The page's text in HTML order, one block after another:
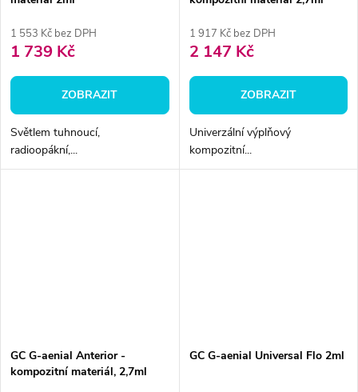
1 553 Kč bez DPH
1 739 Kč
ZOBRAZIT
Světlem tuhnoucí,
radioopákní,...
1 917 Kč bez DPH
2 147 Kč
ZOBRAZIT
Univerzální výplňový
kompozitní...
GC G-aenial Anterior -
kompozitní materiál, 2,7ml
GC G-aenial Universal Flo 2ml